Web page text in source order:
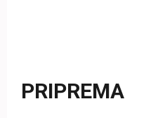
PRIPREMA